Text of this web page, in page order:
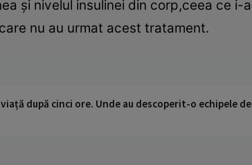
şi nivelul insulinei din corp,ceea ce i-a
nu au urmat acest tratament.
după cinci ore. Unde au descoperit-o echipele de